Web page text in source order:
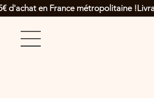
d'achat en France métropolitaine !